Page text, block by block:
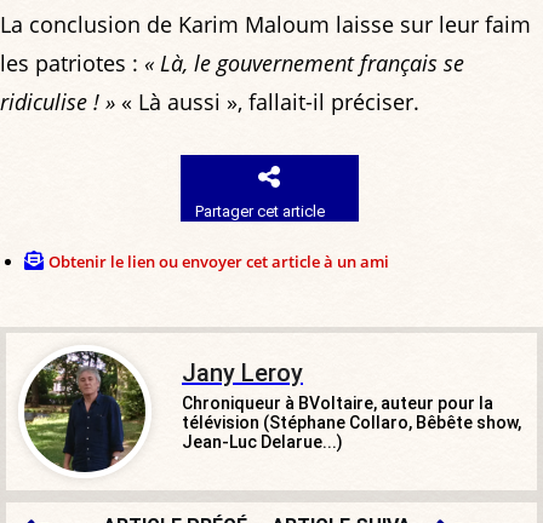
La conclusion de Karim Maloum laisse sur leur faim
les patriotes : « Là, le gouvernement français se
ridiculise ! » « Là aussi », fallait-il préciser.
Partager cet article
Obtenir le lien ou envoyer cet article à un ami
Jany Leroy
Chroniqueur à BVoltaire, auteur pour la
télévision (Stéphane Collaro, Bêbête show,
Jean-Luc Delarue...)